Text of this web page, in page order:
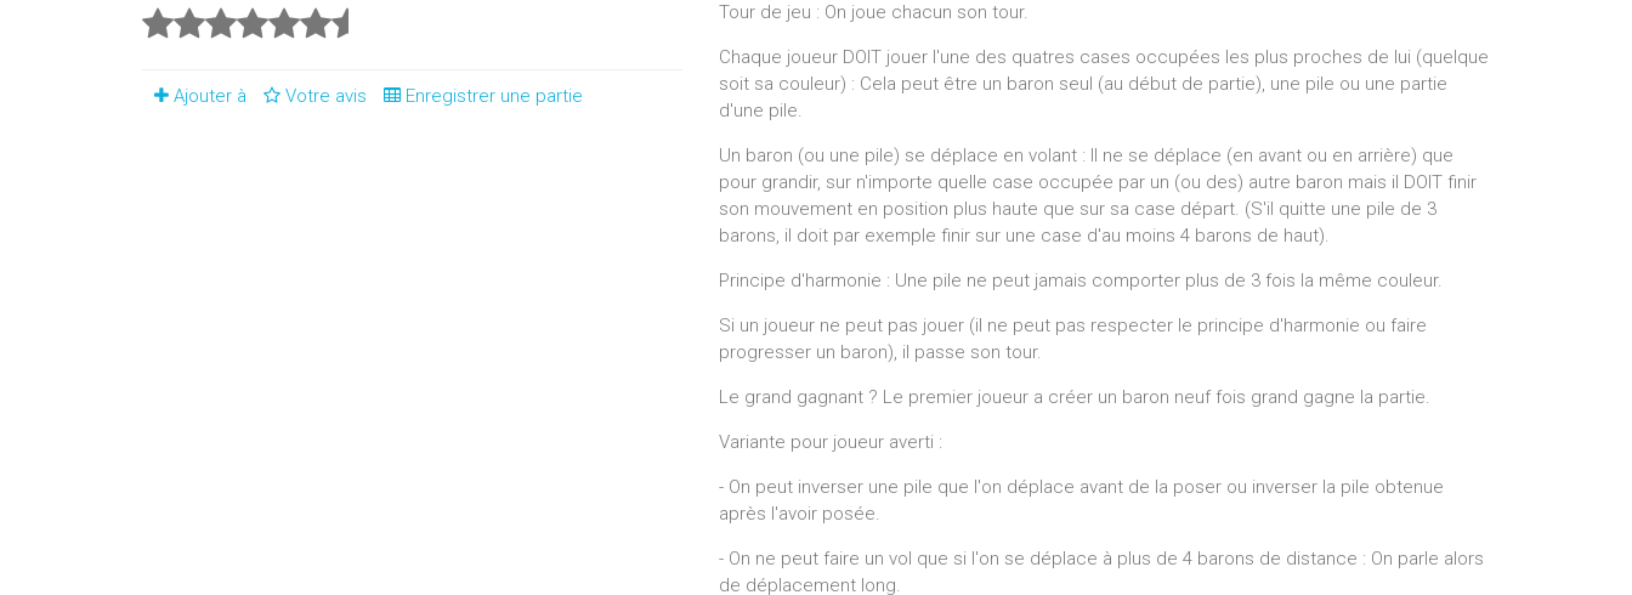
Ajouter à Votre avis Enregistrer une partie
Tour de jeu : On joue chacun son tour.
Chaque joueur DOIT jouer l'une des quatres cases occupées les plus proches de lui (quelque
soit sa couleur) : Cela peut être un baron seul (au début de partie), une pile ou une partie
d'une pile.
Un baron (ou une pile) se déplace en volant : Il ne se déplace (en avant ou en arrière) que
pour grandir, sur n'importe quelle case occupée par un (ou des) autre baron mais il DOIT finir
son mouvement en position plus haute que sur sa case départ. (S'il quitte une pile de 3
barons, il doit par exemple finir sur une case d'au moins 4 barons de haut).
Principe d'harmonie : Une pile ne peut jamais comporter plus de 3 fois la même couleur.
Si un joueur ne peut pas jouer (il ne peut pas respecter le principe d'harmonie ou faire
progresser un baron), il passe son tour.
Le grand gagnant ? Le premier joueur a créer un baron neuf fois grand gagne la partie.
Variante pour joueur averti :
- On peut inverser une pile que l'on déplace avant de la poser ou inverser la pile obtenue
après l'avoir posée.
- On ne peut faire un vol que si l'on se déplace à plus de 4 barons de distance : On parle alors
de déplacement long.